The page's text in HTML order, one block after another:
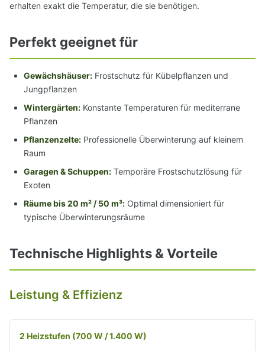
erhalten exakt die Temperatur, die sie benötigen.
Perfekt geeignet für
Gewächshäuser: Frostschutz für Kübelpflanzen und
Jungpflanzen
Wintergärten: Konstante Temperaturen für mediterrane
Pflanzen
Pflanzenzelte: Professionelle Überwinterung auf kleinem
Raum
Garagen & Schuppen: Temporäre Frostschutzlösung für
Exoten
Räume bis 20 m² / 50 m³: Optimal dimensioniert für
typische Überwinterungsräume
Technische Highlights & Vorteile
Leistung & Effizienz
2 Heizstufen (700 W / 1.400 W)